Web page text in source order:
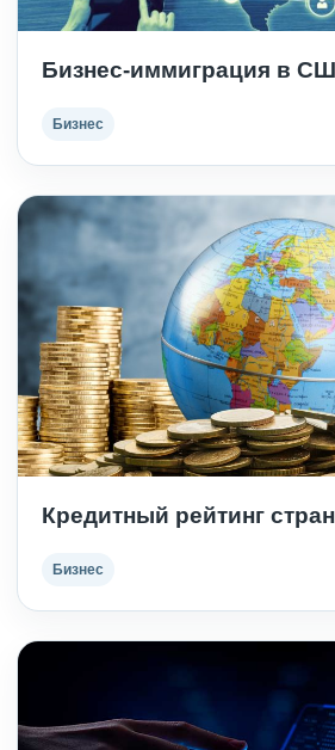
Бизнес-иммиграция в
Бизнес
Кредитный рейтинг
Бизнес